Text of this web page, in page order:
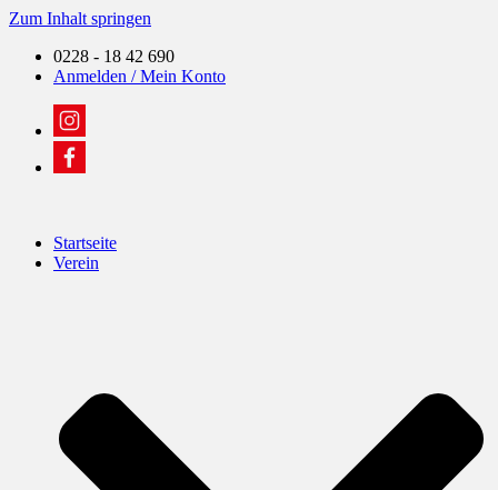
Zum Inhalt springen
0228 - 18 42 690
Anmelden / Mein Konto
Startseite
Verein